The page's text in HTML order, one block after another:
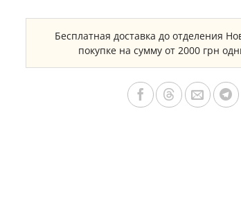
Бесплатная доставка до отделения
покупке на сумму от 2000 грн